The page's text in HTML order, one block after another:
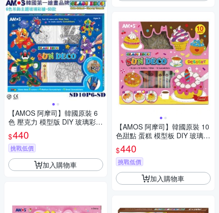
【AMOS 阿摩司】韓國原裝 6
色 壓克力 模型版 DIY 玻璃彩繪
膠-SD款 / 組 SD10P6-SD
$440
挑戰低價
加入購物車
【AMOS 阿摩司】韓國原裝 10
色甜點 蛋糕 模型板 DIY 玻璃彩
繪組 / 組 SD10P10-DS
$440
挑戰低價
加入購物車